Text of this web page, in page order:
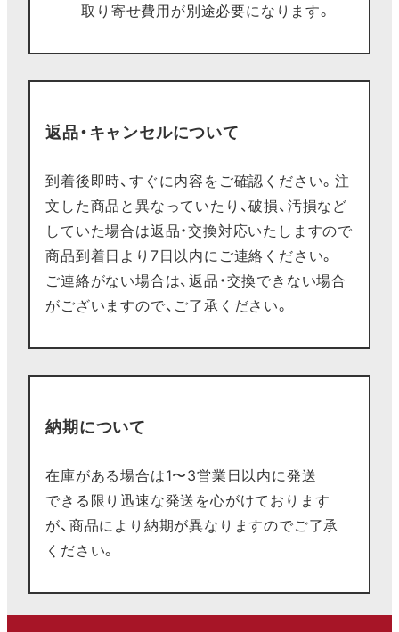
取り寄せ費用が別途必要になります。
返品・キャンセルについて
到着後即時、すぐに内容をご確認ください。注
文した商品と異なっていたり、破損、汚損など
していた場合は返品・交換対応いたしますので
商品到着日より7日以内にご連絡ください。
ご連絡がない場合は、返品・交換できない場合
がございますので、ご了承ください。
納期について
在庫がある場合は1〜3営業日以内に発送
できる限り迅速な発送を心がけております
が、商品により納期が異なりますのでご了承
ください。